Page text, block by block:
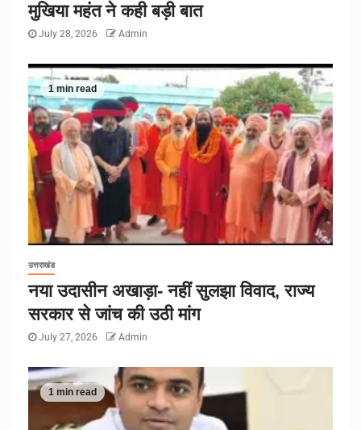
मुखिया महंत ने कही बड़ी बात
July 28, 2026 Admin
1 min read
उत्तराखंड
नया उदासीन अखाड़ा- नहीं सुलझा विवाद, राज्य
सरकार से जांच की उठी मांग
July 27, 2026 Admin
1 min read